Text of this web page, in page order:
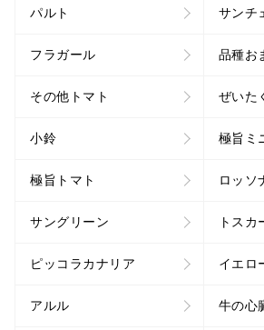
パルト サンチ
フラガール 品種お
その他トマト ぜいた
小鈴 極旨ミ
極旨トマト ロッソ
サングリーン トスカ
ピッコラカナリア イエロ
アルル 牛の心